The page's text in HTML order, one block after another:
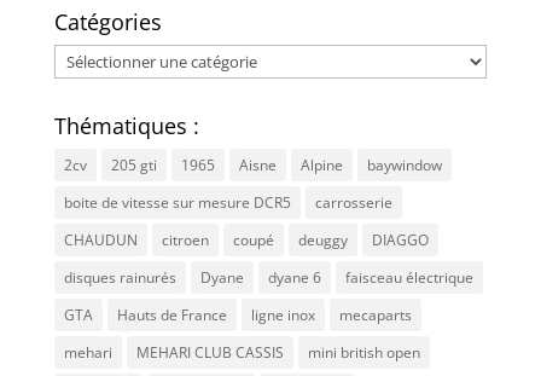
Catégories
Catégories
Thématiques :
2cv 205 gti 1965 Aisne Alpine
baywindow
boite de vitesse sur mesure DCR5
carrosserie
CHAUDUN
citroen coupé deuggy
DIAGGO
disques rainurés
Dyane dyane 6
faisceau électrique
GTA
Hauts de France ligne inox
mecaparts
mehari
MEHARI CLUB CASSIS mini british open